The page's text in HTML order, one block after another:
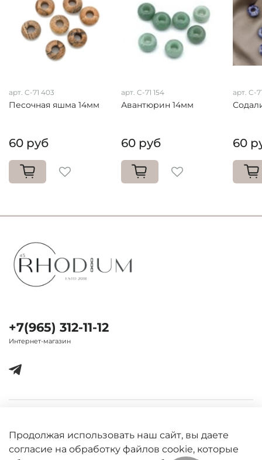
арт. C-71 403
Песочная яшма 14мм
60 руб
арт. C-71 154
Авантюрин 14мм
60 руб
арт. C-
60
+7(965) 312-11-12
Интернет-магазин
Продолжая использовать наш сайт, вы даете
согласие на обработку файлов cookie, которые